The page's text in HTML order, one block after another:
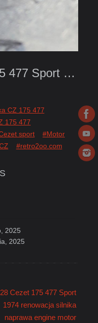
29 Cezet 175 477 Sport 1974 Renowacja Silnika Naprawa Engine Motor Motorrad Motocykl Czech Retro2oo.com
CZ 175 477
175 477
sport
#Motor
#retro2oo.com
2025
2025
28 Cezet 175 477 Sport
1974 renowacja silnika
naprawa engine motor